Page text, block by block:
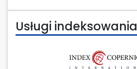
Usługi indeksowania